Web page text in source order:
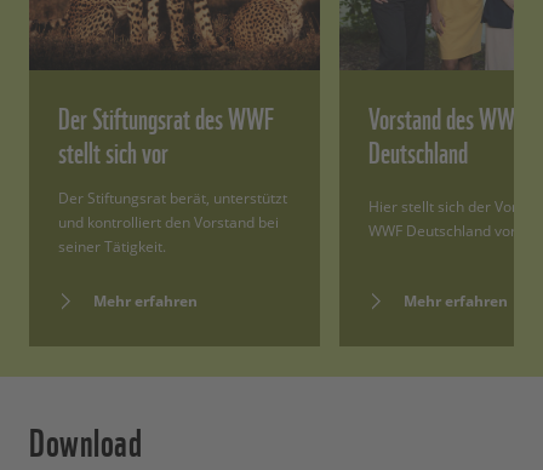
Der Stiftungsrat des WWF
stellt sich vor
Der Stiftungsrat berät, unterstützt
und kontrolliert den Vorstand bei
seiner Tätigkeit.
Mehr erfahren
Vorstand des WWF
Deutschland
Hier stellt sich der
WWF Deutschland vor.
Mehr erfahren
Download